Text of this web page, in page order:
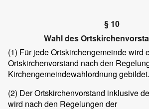
§ 10
Wahl des
(1) Für jede Ortskirchengemeinde wird
Ortskirchenvorstand nach den
Kirchengemeindewahlordnung gebildet.
(2) Der Ortskirchenvorstand inklusive
wird nach den Regelungen der